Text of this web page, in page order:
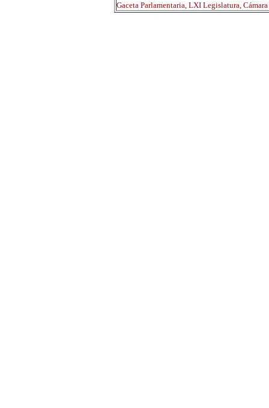
Gaceta Parlamentaria, LXI Legislatura,